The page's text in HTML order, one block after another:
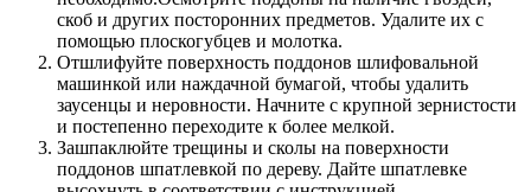
скоб и других посторонних предметов. Удалите их с
помощью плоскогубцев и молотка.
Отшлифуйте поверхность поддонов шлифовальной
машинкой или наждачной бумагой, чтобы удалить
заусенцы и неровности. Начните с крупной зернистости
и постепенно переходите к более мелкой.
Зашпаклюйте трещины и сколы на поверхности
поддонов шпатлевкой по дереву. Дайте шпатлевке